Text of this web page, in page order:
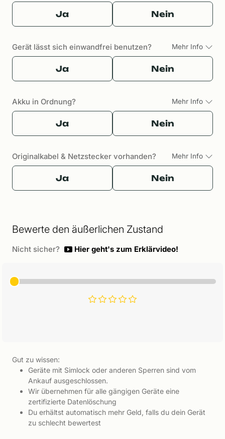
Ja Nein
Gerät lässt sich einwandfrei benutzen? Mehr Info
Ja Nein
Akku in Ordnung? Mehr Info
Ja Nein
Originalkabel & Netzstecker vorhanden? Mehr Info
Ja Nein
Bewerte den äußerlichen Zustand
Nicht sicher? Hier geht's zum Erklärvideo!
Gut zu wissen:
Geräte mit Simlock oder anderen Sperren sind vom
Ankauf ausgeschlossen.
Wir übernehmen für alle gängigen Geräte eine
zertifizierte Datenlöschung
Du erhältst automatisch mehr Geld, falls du dein Gerät
zu schlecht bewertest